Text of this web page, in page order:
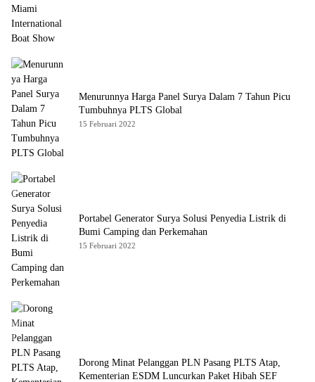
Menurunnya Harga Panel Surya Dalam 7 Tahun Picu
Tumbuhnya PLTS Global
15 Februari 2022
Portabel Generator Surya Solusi Penyedia Listrik di
Bumi Camping dan Perkemahan
15 Februari 2022
Dorong Minat Pelanggan PLN Pasang PLTS Atap,
Kementerian ESDM Luncurkan Paket Hibah SEF